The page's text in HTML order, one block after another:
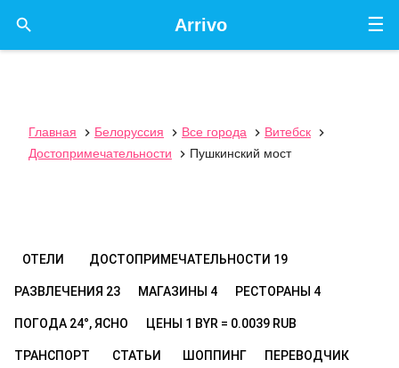
☰
Arrivo

Главная  Белоруссия  Все города  Витебск

Достопримечательности
 Пушкинский мост
ОТЕЛИ ДОСТОПРИМЕЧАТЕЛЬНОСТИ 19
РАЗВЛЕЧЕНИЯ 23 МАГАЗИНЫ 4 РЕСТОРАНЫ 4
ПОГОДА 24°, ЯСНО ЦЕНЫ 1 BYR = 0.0039 RUB
ТРАНСПОРТ СТАТЬИ ШОППИНГ ПЕРЕВОДЧИК